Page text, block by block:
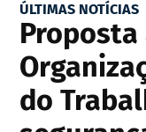
ÚLTIMAS NOTÍCIAS
do